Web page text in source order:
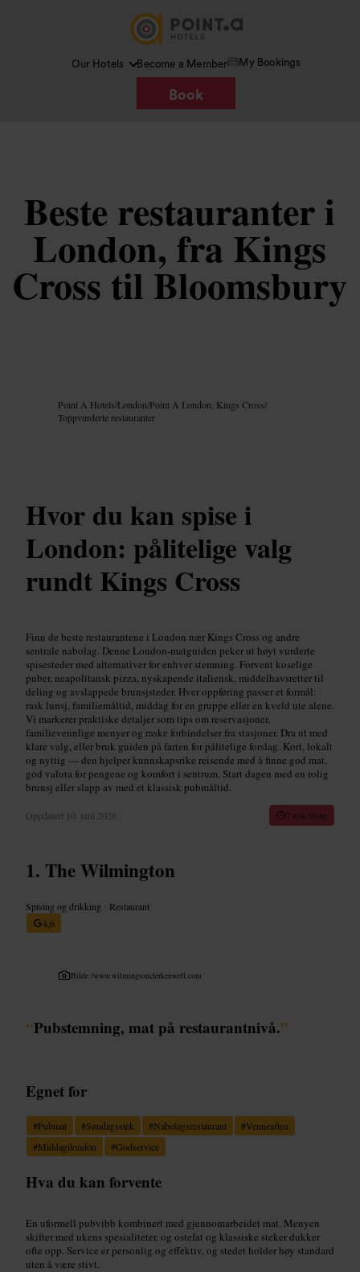
Our Hotels Become a Member My Bookings
Book
Beste restauranter i
London, fra Kings
Cross til Bloomsbury
Point A Hotels/London/Point A London, Kings Cross/
Toppvurderte restauranter
Hvor du kan spise i
London: pålitelige valg
rundt Kings Cross
Finn de beste restaurantene i London nær Kings Cross og andre
sentrale nabolag. Denne London-matguiden peker ut høyt vurderte
spisesteder med alternativer for enhver stemning. Forvent koselige
puber, neapolitansk pizza, nyskapende italiensk, middelhavsretter til
deling og avslappede brunsjsteder. Hver oppføring passer et formål:
rask lunsj, familiemåltid, middag for en gruppe eller en kveld ute alene.
Vi markerer praktiske detaljer som tips om reservasjoner,
familievennlige menyer og raske forbindelser fra stasjoner. Dra ut med
klare valg, eller bruk guiden på farten for pålitelige forslag. Kort, lokalt
og nyttig — den hjelper kunnskapsrike reisende med å finne god mat,
god valuta for pengene og komfort i sentrum. Start dagen med en rolig
brunsj eller slapp av med et klassisk pubmåltid.
Oppdatert 10. juni 2026 7 min lesing
The Wilmington
Spising og drikking • Restaurant
4,6
Bilde /www.wilmingtonclerkenwell.com
“Pubstemning, mat på restaurantnivå.”
Egnet for
#Pubmat #Søndagsstek #Nabolagsrestaurant #Venneaften
#Middagilondon #Godservice
Hva du kan forvente
En uformell pubvibb kombinert med gjennomarbeidet mat. Menyen
skifter med ukens spesialiteter, og ostefat og klassiske steker dukker
ofte opp. Service er personlig og effektiv, og stedet holder høy standard
uten å være stivt.